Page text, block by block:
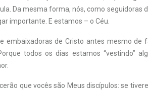
Da mesma forma, nós, como seguidoras
importante. E estamos – o Céu.
embaixadoras de Cristo antes mesmo de
todos os dias estamos “vestindo”
que vocês são Meus discípulos: se